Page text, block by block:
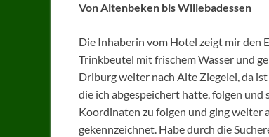
Von Altenbeken bis Willebadessen
Die Inhaberin vom Hotel zeigt mir den
Trinkbeutel mit frischem Wasser und
Driburg weiter nach Alte Ziegelei, da
die ich abgespeichert hatte, folgen und
Koordinaten zu folgen und ging weiter
gekennzeichnet. Habe durch die